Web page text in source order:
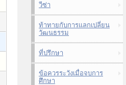
วีซ่า
ท้าทายกับการแลกเปลี่ยน
วัฒนธรรม
ที่ปรึกษา
ข้อควรระวังเมื่อจบการ
ศึกษา